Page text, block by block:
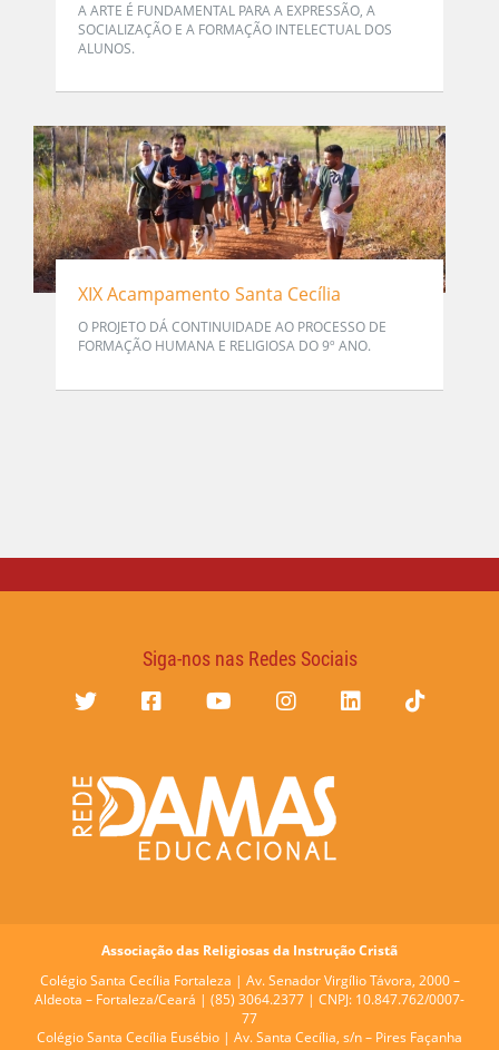
A ARTE É FUNDAMENTAL PARA A EXPRESSÃO, A
SOCIALIZAÇÃO E A FORMAÇÃO INTELECTUAL DOS
ALUNOS.
XIX Acampamento Santa Cecília
O PROJETO DÁ CONTINUIDADE AO PROCESSO DE
FORMAÇÃO HUMANA E RELIGIOSA DO 9º ANO.
Siga-nos nas Redes Sociais
Associação das Religiosas da Instrução Cristã
Colégio Santa Cecília Fortaleza | Av. Senador Virgílio Távora, 2000 –
Aldeota – Fortaleza/Ceará | (85) 3064.2377 | CNPJ: 10.847.762/0007-
77
Colégio Santa Cecília Eusébio | Av. Santa Cecília, s/n – Pires Façanha